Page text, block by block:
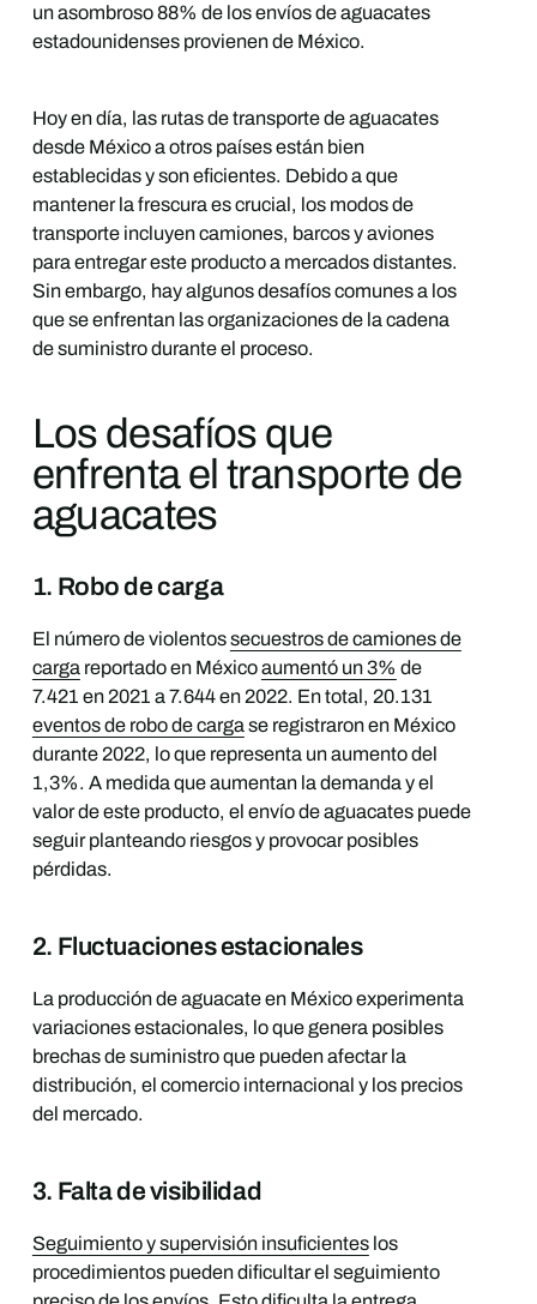
un asombroso 88% de los envíos de aguacates
estadounidenses provienen de México.
Hoy en día, las rutas de transporte de aguacates
desde México a otros países están bien
establecidas y son eficientes. Debido a que
mantener la frescura es crucial, los modos de
transporte incluyen camiones, barcos y aviones
para entregar este producto a mercados distantes.
Sin embargo, hay algunos desafíos comunes a los
que se enfrentan las organizaciones de la cadena
de suministro durante el proceso.
Los desafíos que
enfrenta el transporte de
aguacates
1. Robo de carga
El número de violentossecuestros de camiones de
carga reportado en Méxicoaumentó un 3% de
7.421 en 2021 a 7.644 en 2022. En total, 20.131
eventos de robo de carga se registraron en México
durante 2022, lo que representa un aumento del
1,3%. A medida que aumentan la demanda y el
valor de este producto, el envío de aguacates puede
seguir planteando riesgos y provocar posibles
pérdidas.
2. Fluctuaciones estacionales
La producción de aguacate en México experimenta
variaciones estacionales, lo que genera posibles
brechas de suministro que pueden afectar la
distribución, el comercio internacional y los precios
del mercado.
3. Falta de visibilidad
Seguimiento y supervisión insuficienteslos
procedimientos pueden dificultar el seguimiento